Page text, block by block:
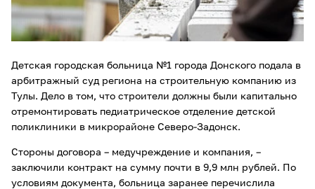
Детская городская больница №1 города Донского подала в
арбитражный суд региона на строительную компанию из
Тулы. Дело в том, что строители должны были капитально
отремонтировать педиатрическое отделение детской
поликлиники в микрорайоне Северо‑Задонск.
Стороны договора – медучреждение и компания, –
заключили контракт на сумму почти в 9,9 млн рублей. По
условиям документа, больница заранее перечислила